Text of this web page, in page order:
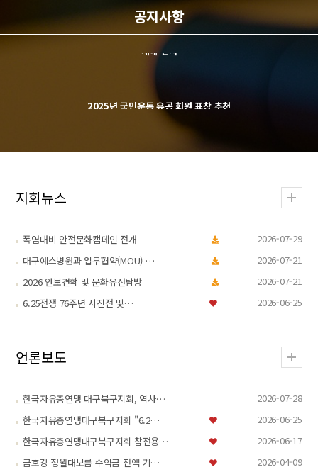
공지사항
멋진 어…
새해 인사
극 추천해 주시기 바랍니다. &nb…
제30회 통일.호국도서 독후감 공모전 수상자 발표 및 심사평
다가오는 광복 81주년을 맞아 광복의 역사적 의미와 나라 사랑 마음을 되새기
고자 관내 시범아파트를 선정하여 전세대에 태극기를 보급하는 '광복절…
지회뉴스
폭염대비 안전문화캠페인 전개
2026-07-29
대구예스병원과 업무협약(MOU) …
2026-07-21
2026 안보견학 및 문화유산탐방
2026-07-21
6.25전쟁 76주년 사진전 및…
2026-06-25
언론보도
한국자유총연맹 대구북구지회, 역사…
2026-07-28
한국자유총연맹대구북구지회 "6.2…
2026-06-25
한국자유총연맹대구북구지회 참전용…
2026-06-17
금호강 정월대보름 수익금 전액 기…
2026-04-09